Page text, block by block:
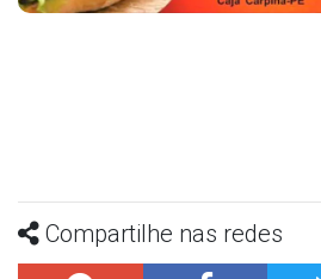
Compartilhe nas redes